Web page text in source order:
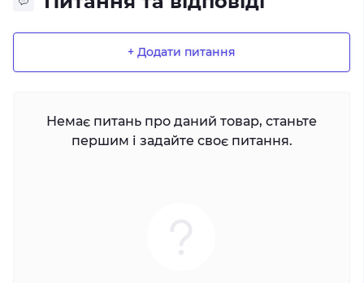
+ Додати питання
Немає питань про даний товар, станьте
першим і задайте своє питання.